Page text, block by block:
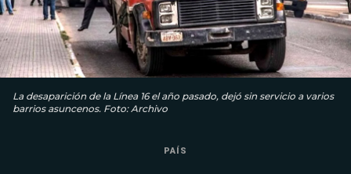
La desaparición de la Línea 16 el año pasado, dejó sin servicio a varios
barrios asuncenos. Foto: Archivo
PAÍS